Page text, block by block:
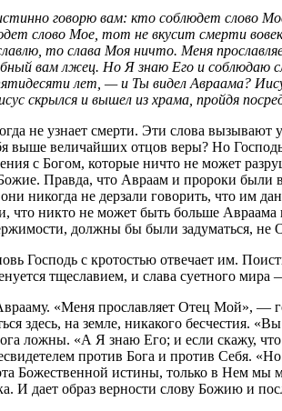
говорю вам: кто соблюдет слово
слово Мое, тот не вкусит смерти
то слава Моя ничто. Меня
вам лжец. Но Я знаю Его и соблюдаю
лет, — и Ты видел Авраама?
скрылся и вышел из храма, пройдя
не узнает смерти. Эти слова
выше величайших отцов веры? Но
с Богом, которые ничто не может
Правда, что Авраам и пророки
никогда не дерзали говорить, что им
что никто не может быть больше
должны бы были задуматься,
с кротостью отвечает им.
тщеславием, и слава суетного
«Меня прославляет Отец Мой», —
здесь, на земле, никакого
ложны. «А Я знаю Его; и если скажу,
против Бога и против Себя.
Божественной истины, только в Нем
И дает образ верности слову Божию и